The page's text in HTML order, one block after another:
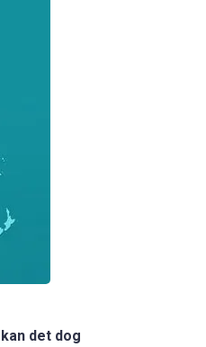
det dog